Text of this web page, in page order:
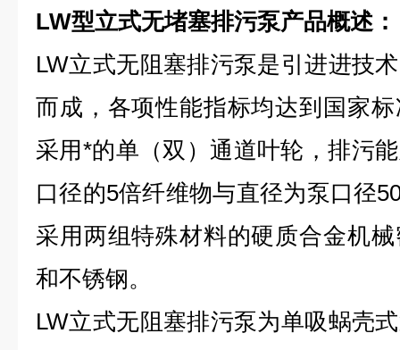
LW型立式无堵塞排污泵产品概述：
LW立式无阻塞排污泵是引进进技
而成，各项性能指标均达到国家
采用*的单（双）通道叶轮，排污
口径的5倍纤维物与直径为泵口径
采用两组特殊材料的硬质合金机
和不锈钢。
LW立式无阻塞排污泵为单吸蜗壳